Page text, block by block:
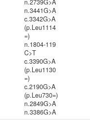
n.2739G>A
n.3441G>A
c.3342G>A
(p.Leu1114
=)
n.1804-119
C>T
c.3390G>A
(p.Leu1130
=)
c.2190G>A
(p.Leu730=)
n.2849G>A
n.3386G>A